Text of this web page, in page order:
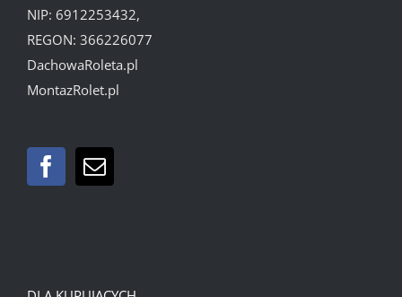
NIP: 6912253432,
REGON: 366226077
DachowaRoleta.pl
MontazRolet.pl